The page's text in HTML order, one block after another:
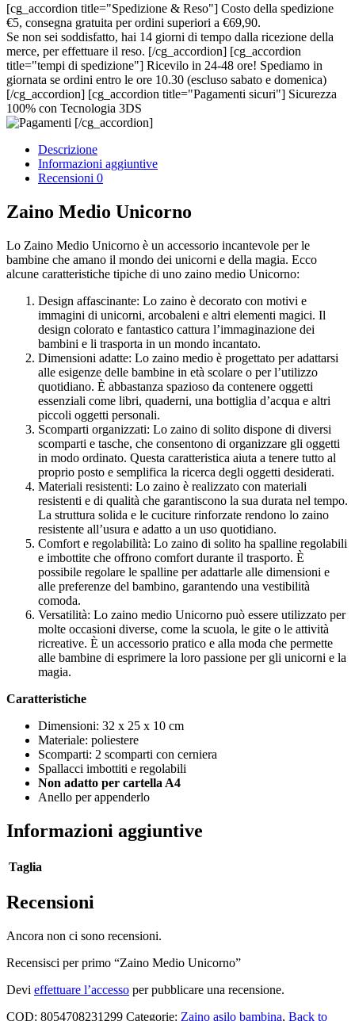
[cg_accordion title="Spedizione & Reso"] Costo della spedizione
€5, consegna gratuita per ordini superiori a €69,90.
Se non sei soddisfatto, hai 14 giorni di tempo dalla ricezione della
merce, per effettuare il reso. [/cg_accordion] [cg_accordion
title="tempi di spedizione"] Ricevilo in 24-48 ore! Spediamo in
giornata se ordini entro le ore 10.30 (escluso sabato e domenica)
[/cg_accordion] [cg_accordion title="Pagamenti sicuri"] Sicurezza
100% con Tecnologia 3DS
[/cg_accordion]
Descrizione
Informazioni aggiuntive
Recensioni 0
Zaino Medio Unicorno
Lo Zaino Medio Unicorno è un accessorio incantevole per le
bambine che amano il mondo dei unicorni e della magia. Ecco
alcune caratteristiche tipiche di uno zaino medio Unicorno:
Design affascinante: Lo zaino è decorato con motivi e
immagini di unicorni, arcobaleni e altri elementi magici. Il
design colorato e fantastico cattura l’immaginazione dei
bambini e li trasporta in un mondo incantato.
Dimensioni adatte: Lo zaino medio è progettato per adattarsi
alle esigenze delle bambine in età scolare o per l’utilizzo
quotidiano. È abbastanza spazioso da contenere oggetti
essenziali come libri, quaderni, una bottiglia d’acqua e altri
piccoli oggetti personali.
Scomparti organizzati: Lo zaino di solito dispone di diversi
scomparti e tasche, che consentono di organizzare gli oggetti
in modo ordinato. Questa caratteristica aiuta a tenere tutto al
proprio posto e semplifica la ricerca degli oggetti desiderati.
Materiali resistenti: Lo zaino è realizzato con materiali
resistenti e di qualità che garantiscono la sua durata nel tempo.
La struttura solida e le cuciture rinforzate rendono lo zaino
resistente all’usura e adatto a un uso quotidiano.
Comfort e regolabilità: Lo zaino di solito ha spalline regolabili
e imbottite che offrono comfort durante il trasporto. È
possibile regolare le spalline per adattarle alle dimensioni e
alle preferenze del bambino, garantendo una vestibilità
comoda.
Versatilità: Lo zaino medio Unicorno può essere utilizzato per
molte occasioni diverse, come la scuola, le gite o le attività
ricreative. È un accessorio pratico e alla moda che permette
alle bambine di esprimere la loro passione per gli unicorni e la
magia.
Caratteristiche
Dimensioni: 32 x 25 x 10 cm
Materiale: poliestere
Scomparti: 2 scomparti con cerniera
Spallacci imbottiti e regolabili
Non adatto per cartella A4
Anello per appenderlo
Informazioni aggiuntive
Taglia
Recensioni
Ancora non ci sono recensioni.
Recensisci per primo “Zaino Medio Unicorno”
Devi effettuare l’accesso per pubblicare una recensione.
COD: 8054708231299 Categorie: Zaino asilo bambina, Back to